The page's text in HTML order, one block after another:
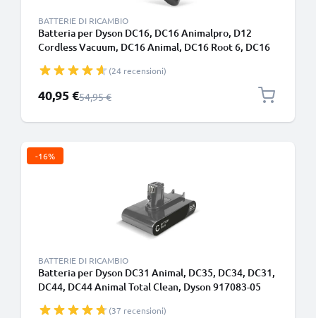
BATTERIE DI RICAMBIO
Batteria per Dyson DC16, DC16 Animalpro, D12
Cordless Vacuum, DC16 Animal, DC16 Root 6, DC16
(24 recensioni)
Prezzo speciale
40,95 €Prezzo normale
54,95 €
-16%
BATTERIE DI RICAMBIO
Batteria per Dyson DC31 Animal, DC35, DC34, DC31,
DC44, DC44 Animal Total Clean, Dyson 917083-05
incastro - di CELLONIC(37 recensioni)